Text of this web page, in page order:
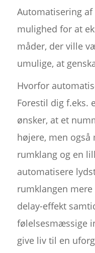
Automatisering
mulighed for at
måder, der ville
umulige, at
Hvorfor
Forestil dig f.eks.
ønsker, at et
højere, men
rumklang og en
automatisere
rumklangen
delay-effekt
følelsesmæssige
give liv til en